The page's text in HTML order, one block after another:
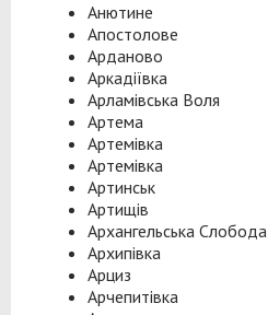
Анютине
Апостолове
Арданово
Аркадіївка
Арламівська Воля
Артема
Артемівка
Артемівка
Артинськ
Артищів
Архангельська Слобода
Архипівка
Арциз
Арчепитівка